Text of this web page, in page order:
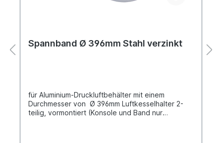
Spannband Ø 396mm Stahl verzinkt
für Aluminium-Druckluftbehälter mit einem
Durchmesser von Ø 396mm Luftkesselhalter 2-
teilig, vormontiert (Konsole und Band nur